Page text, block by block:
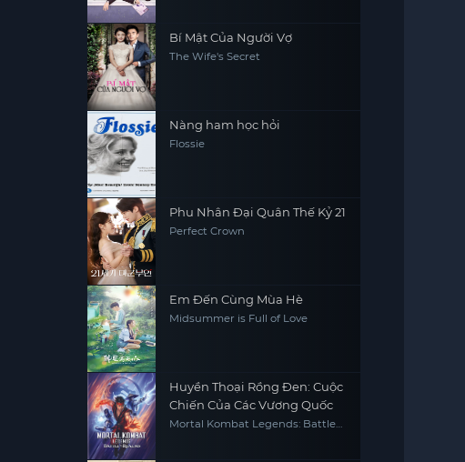
Bí Mật Của Người Vợ
The Wife's Secret
Nàng ham học hỏi
Flossie
Phu Nhân Đại Quân Thế Kỷ 21
Perfect Crown
Em Đến Cùng Mùa Hè
Midsummer is Full of Love
Huyền Thoại Rồng Đen: Cuộc
Chiến Của Các Vương Quốc
Mortal Kombat Legends: Battle